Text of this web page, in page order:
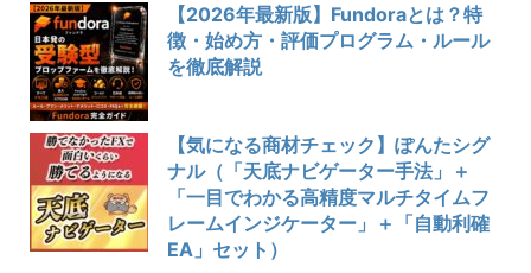
【2026年最新版】Fundoraとは？特
徴・始め方・評価プログラム・ルール
を徹底解説
【気になる商材チェック】ぽんたシグ
ナル（「天底ナビゲーター手法」＋
「一目でわかる高精度マルチタイムフ
レームインジケーター」＋「自動利確
EA」セット）